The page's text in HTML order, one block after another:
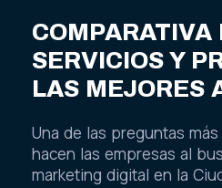
COMPARATIVA
SERVICIOS Y
LAS MEJORES
Una de las preguntas
hacen las empresas al
marketing digital en la